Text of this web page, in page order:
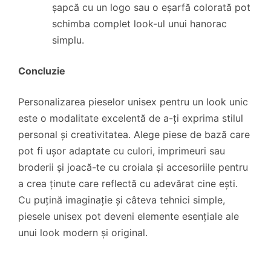
șapcă cu un logo sau o eșarfă colorată pot
schimba complet look-ul unui hanorac
simplu.
Concluzie
Personalizarea pieselor unisex pentru un look unic
este o modalitate excelentă de a-ți exprima stilul
personal și creativitatea. Alege piese de bază care
pot fi ușor adaptate cu culori, imprimeuri sau
broderii și joacă-te cu croiala și accesoriile pentru
a crea ținute care reflectă cu adevărat cine ești.
Cu puțină imaginație și câteva tehnici simple,
piesele unisex pot deveni elemente esențiale ale
unui look modern și original.